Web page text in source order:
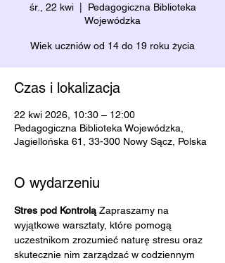
śr., 22 kwi
  |
Pedagogiczna Biblioteka
Wojewódzka
Wiek uczniów od 14 do 19 roku życia
Czas i lokalizacja
22 kwi 2026, 10:30 – 12:00
Pedagogiczna Biblioteka Wojewódzka,
Jagiellońska 61, 33-300 Nowy Sącz, Polska
O wydarzeniu
Stres pod Kontrolą Zapraszamy na
wyjątkowe warsztaty, które pomogą
uczestnikom zrozumieć naturę stresu oraz
skutecznie nim zarządzać w codziennym